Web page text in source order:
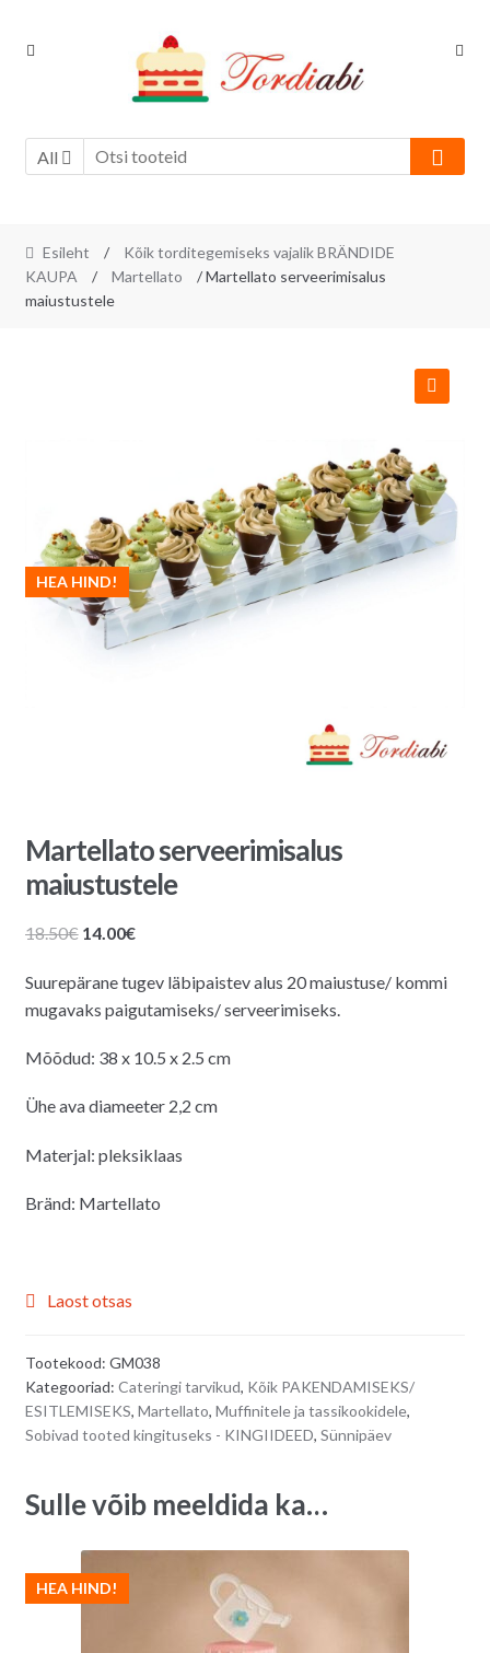
Skip
Skip
All
Esileht /
Kõik torditegemiseks vajalik BRÄNDIDE
KAUPA
/ Martellato
/ Martellato serveerimisalus
maiustustele
HEA HIND!
Martellato serveerimisalus
maiustustele
18.50€ Algne
oli:
18.50€.
14.00€Praegune
on:
14.00€.
Suurepärane tugev läbipaistev alus 20 maiustuse/ kommi
mugavaks paigutamiseks/ serveerimiseks.
Mõõdud: 38 x 10.5 x 2.5 cm
Ühe ava diameeter 2,2 cm
Materjal: pleksiklaas
Bränd: Martellato
Laost otsas
Tootekood: GM038
Kategooriad: Cateringi tarvikud, Kõik PAKENDAMISEKS/
ESITLEMISEKS, Martellato, Muffinitele ja tassikookidele,
Sobivad tooted kingituseks - KINGIIDEED, Sünnipäev
Sulle võib meeldida ka…
HEA HIND!